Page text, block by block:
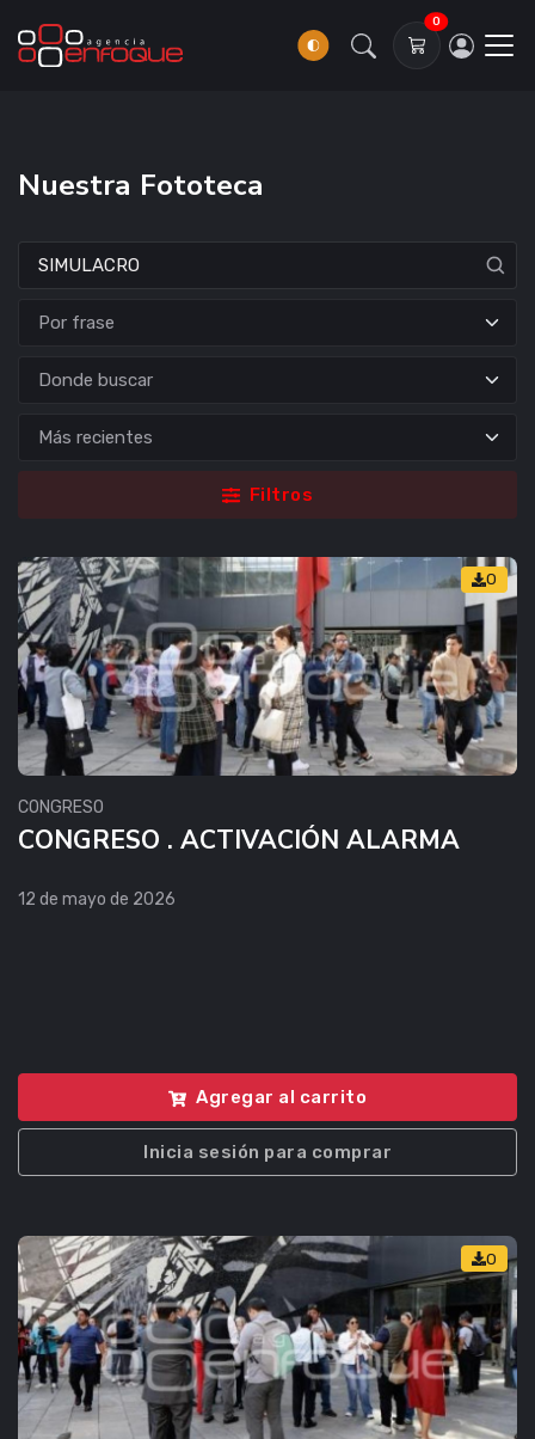
0
Nuestra Fototeca
Donde buscar
Filtros
0
CONGRESO
CONGRESO . ACTIVACIÓN ALARMA
12 de mayo de 2026
Agregar al carrito
Inicia sesión para comprar
0